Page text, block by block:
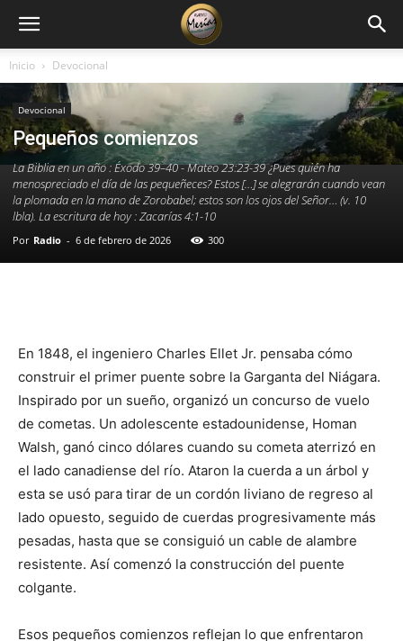
Inicio Devocional
Devocional
Pequeños comienzos
La Biblia en un año : Éxodo 39–40 - Mateo 23:23-39 ¿Pues quién ha
menospreciado el día de las pequeñeces? Estos […] se alegrarán cuando vean
la plomada en la mano de Zorobabel; estos son los ojos del Señor… (v. 10
lbla). La escritura de hoy : Zacarías 4:1-10
Por Radio - 6 de febrero de 2026 300
En 1848, el ingeniero Charles Ellet Jr. pensaba cómo
construir el primer puente sobre la Garganta del Niágara.
Inspirado por un sueño, organizó un concurso de vuelo
de cometas. Un adolescente estadounidense, Homan
Walsh, ganó cinco dólares cuando su cometa aterrizó en
el lado canadiense del río. Ataron la cuerda a un árbol y
esta se usó para tirar de un cordón liviano de regreso al
lado opuesto, seguido de cuerdas progresivamente más
pesadas, hasta que se consiguió un cable de alambre
resistente. Así comenzó la construcción del puente
colgante.
Esos pequeños comienzos reflejan lo que enfrentaron